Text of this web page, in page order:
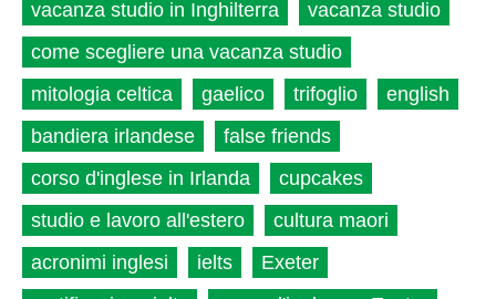
vacanza studio in Inghilterra
vacanza studio
come scegliere una vacanza studio
mitologia celtica
gaelico trifoglio
english
bandiera irlandese
false friends
corso d'inglese in Irlanda
cupcakes
studio e lavoro all'estero
cultura maori
acronimi inglesi
ielts
Exeter